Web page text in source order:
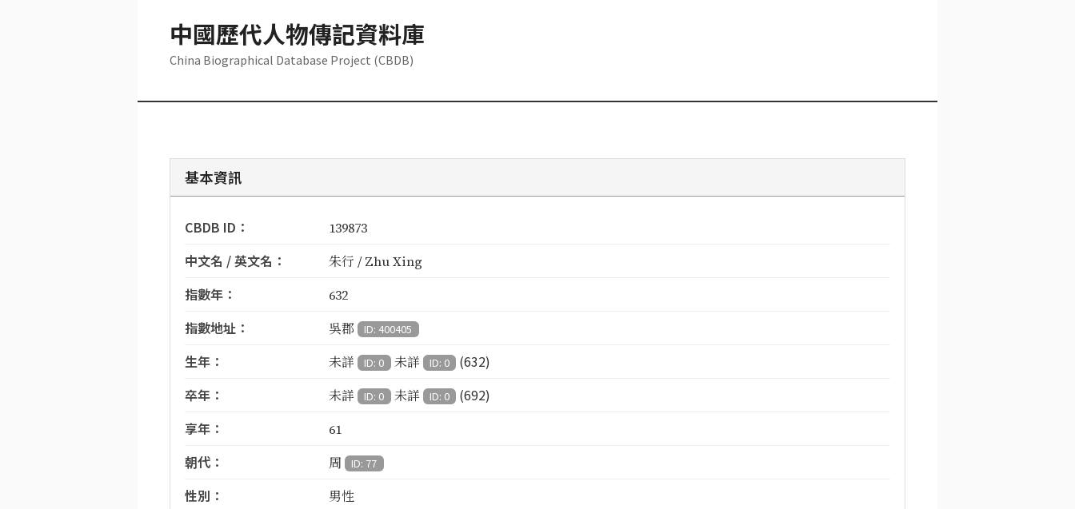
中國歷代人物傳記資料庫
China Biographical Database Project (CBDB)
基本資訊
CBDB ID： 139873
中文名 / 英文名： 朱行 / Zhu Xing
指數年： 632
指數地址： 吳郡 ID: 400405
生年： 未詳 ID: 0 未詳 ID: 0
(632)
卒年：
未詳 ID: 0 未詳 ID: 0
(692)
享年：
61
朝代： 周 ID: 77
性別： 男性